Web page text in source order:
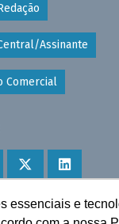
essenciais e
Assinante
Comercial
aplicativo